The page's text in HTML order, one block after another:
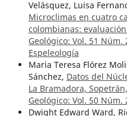
Velásquez, Luisa
Microclimas en cuatro
colombianas:
Geológico: Vol. 51
Espeleología
Maria Teresa Flórez
Sánchez, Datos del
La Bramadora,
Geológico: Vol. 50 Núm.
Dwight Edward Ward,